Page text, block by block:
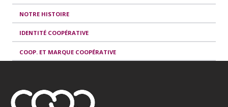
NOTRE HISTOIRE
IDENTITÉ COOPÉRATIVE
COOP. ET MARQUE COOPÉRATIVE